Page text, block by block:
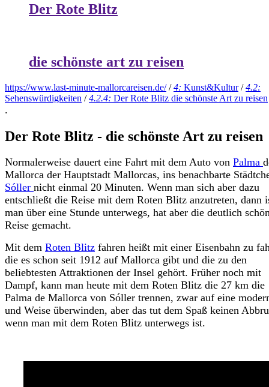
Der Rote Blitz
die schönste art zu reisen
https://www.last-minute-mallorcareisen.de/ /4: Kunst&Kultur /4.2:
Sehenswürdigkeiten /4.2.4: Der Rote Blitz die schönste Art zu reisen
.
Der Rote Blitz - die schönste Art zu reisen
Normalerweise dauert eine Fahrt mit dem Auto von Palma
Mallorca der Hauptstadt Mallorcas, ins benachbarte
Sóller nicht einmal 20 Minuten. Wenn man sich aber dazu
entschließt die Reise mit dem Roten Blitz anzutreten, dann
man über eine Stunde unterwegs, hat aber die deutlich
Reise gemacht.
Mit dem Roten Blitz fahren heißt mit einer Eisenbahn zu
die es schon seit 1912 auf Mallorca gibt und die zu den
beliebtesten Attraktionen der Insel gehört. Früher noch mit
Dampf, kann man heute mit dem Roten Blitz die 27 km die
Palma de Mallorca von Sóller trennen, zwar auf eine
und Weise überwinden, aber das tut dem Spaß keinen
wenn man mit dem Roten Blitz unterwegs ist.